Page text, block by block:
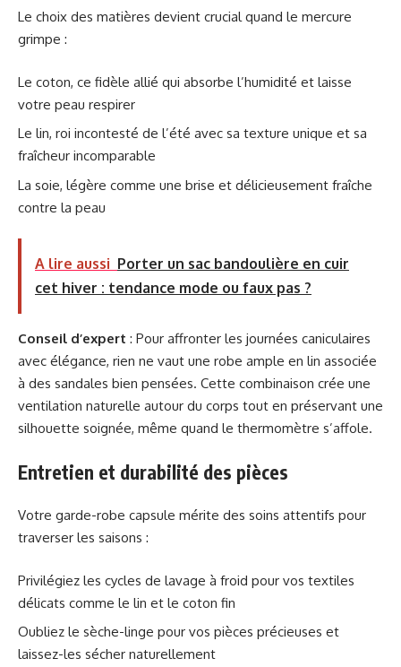
Le choix des matières devient crucial quand le mercure
grimpe :
Le coton, ce fidèle allié qui absorbe l’humidité et laisse
votre peau respirer
Le lin, roi incontesté de l’été avec sa texture unique et sa
fraîcheur incomparable
La soie, légère comme une brise et délicieusement fraîche
contre la peau
A lire aussi Porter un sac bandoulière en cuir
cet hiver : tendance mode ou faux pas ?
Conseil d’expert : Pour affronter les journées caniculaires
avec élégance, rien ne vaut une robe ample en lin associée
à des sandales bien pensées. Cette combinaison crée une
ventilation naturelle autour du corps tout en préservant une
silhouette soignée, même quand le thermomètre s’affole.
Entretien et durabilité des pièces
Votre garde-robe capsule mérite des soins attentifs pour
traverser les saisons :
Privilégiez les cycles de lavage à froid pour vos textiles
délicats comme le lin et le coton fin
Oubliez le sèche-linge pour vos pièces précieuses et
laissez-les sécher naturellement